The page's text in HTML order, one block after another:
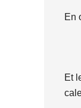
En
Et